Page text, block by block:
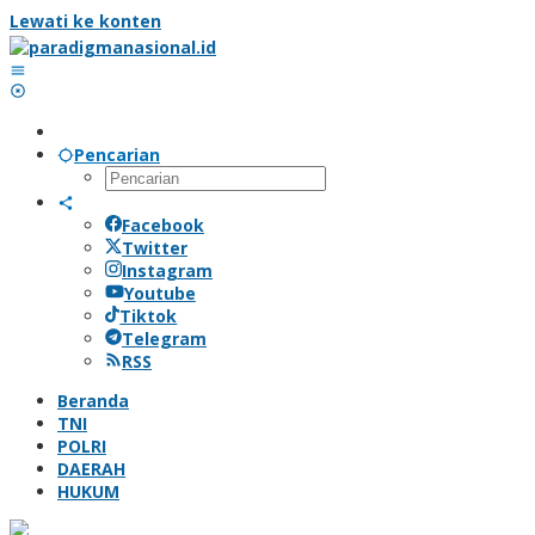
Lewati ke konten
Pencarian
Facebook
Twitter
Instagram
Youtube
Tiktok
Telegram
RSS
Beranda
TNI
POLRI
DAERAH
HUKUM